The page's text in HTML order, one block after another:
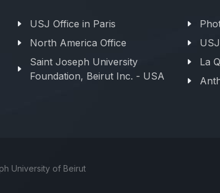
USJ Office in Paris
North America Office
Saint Joseph University
Foundation, Beirut Inc. - USA
La
University of Beirut